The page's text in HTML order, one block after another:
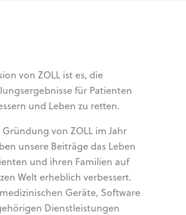
von ZOLL ist es, die
für Patienten
und Leben zu retten.
von ZOLL im Jahr
unsere Beiträge das Leben
und ihren Familien auf
Welt erheblich verbessert.
Geräte, Software
Dienstleistungen